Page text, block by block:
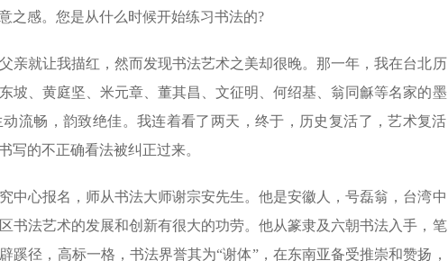
之感。您是从什么时候开始练习书法的?
就让我描红，然而发现书法艺术之美却很晚。那一年，我在台北历
坡、黄庭坚、米元章、董其昌、文征明、何绍基、翁同龢等名家的墨
流畅，韵致绝佳。我连着看了两天，终于，历史复活了，艺术复活
写的不正确看法被纠正过来。
心报名，师从书法大师谢宗安先生。他是安徽人，号磊翁，台湾中
书法艺术的发展和创新有很大的功劳。他从篆隶及六朝书法入手，笔
蹊径，高标一格，书法界誉其为“谢体”，在东南亚备受推崇和赞扬，